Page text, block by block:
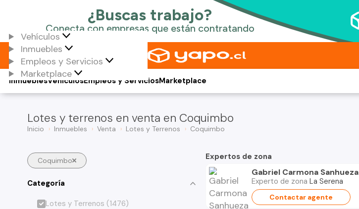
Vehículos
Inmuebles
Empleos y Servicios
Marketplace
Vehículos
Inmuebles Empleos y ServiciosMarketplace
Lotes y terrenos en venta en Coquimbo
Inicio Inmuebles Venta Lotes y Terrenos Coquimbo
Coquimbo
Categoría
Lotes y Terrenos (1476)
Expertos de zona
Gabriel Carmona Sanhueza
Experto de zona La Serena
Contactar agente